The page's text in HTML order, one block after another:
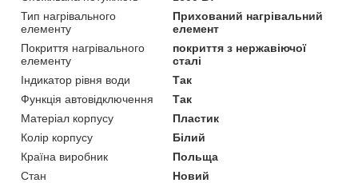
Тип нагрівального
елементу
Прихований нагрівальний
елемент
Покриття нагрівального
елементу
покриття з нержавіючої
сталі
Індикатор рівня води
Так
Функція автовідключення
Так
Матеріал корпусу
Пластик
Колір корпусу
Білий
Країна виробник
Польща
Стан
Новий